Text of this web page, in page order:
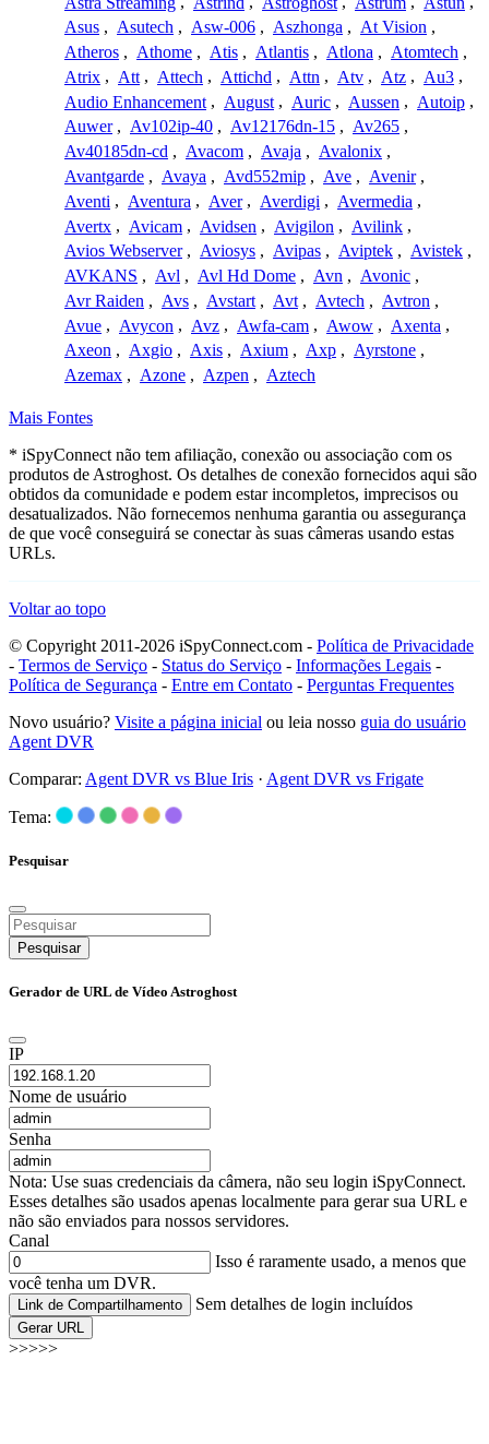
Asus , Asutech , Asw-006 , Aszhonga , At Vision ,
Atheros , Athome , Atis , Atlantis , Atlona , Atomtech ,
Atrix , Att , Attech , Attichd , Attn , Atv , Atz , Au3 ,
Audio Enhancement , August , Auric , Aussen , Autoip ,
Auwer , Av102ip-40 , Av12176dn-15 , Av265 ,
Av40185dn-cd , Avacom , Avaja , Avalonix ,
Avantgarde , Avaya , Avd552mip , Ave , Avenir ,
Aventi , Aventura , Aver , Averdigi , Avermedia ,
Avertx , Avicam , Avidsen , Avigilon , Avilink ,
Avios Webserver , Aviosys , Avipas , Aviptek , Avistek ,
AVKANS , Avl , Avl Hd Dome , Avn , Avonic ,
Avr Raiden , Avs , Avstart , Avt , Avtech , Avtron ,
Avue , Avycon , Avz , Awfa-cam , Awow , Axenta ,
Axeon , Axgio , Axis , Axium , Axp , Ayrstone ,
Azemax , Azone , Azpen , Aztech
Mais Fontes
* iSpyConnect não tem afiliação, conexão ou associação com os
produtos de Astroghost. Os detalhes de conexão fornecidos aqui são
obtidos da comunidade e podem estar incompletos, imprecisos ou
desatualizados. Não fornecemos nenhuma garantia ou assegurança
de que você conseguirá se conectar às suas câmeras usando estas
URLs.
Voltar ao topo
© Copyright 2011-2026 iSpyConnect.com - Política de Privacidade
- Termos de Serviço - Status do Serviço - Informações Legais -
Política de Segurança - Entre em Contato - Perguntas Frequentes
Novo usuário? Visite a página inicial ou leia nosso guia do usuário
Agent DVR
Comparar: Agent DVR vs Blue Iris · Agent DVR vs Frigate
Tema:
Pesquisar
Pesquisar
Gerador de URL de Vídeo Astroghost
IP
Nome de usuário
Senha
Nota: Use suas credenciais da câmera, não seu login iSpyConnect.
Esses detalhes são usados apenas localmente para gerar sua URL e
não são enviados para nossos servidores.
Canal
Isso é raramente usado, a menos que
você tenha um DVR.
Link de Compartilhamento Sem detalhes de login incluídos
Gerar URL
>>>>>